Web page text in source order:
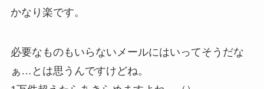
かなり楽です。
必要なものもいらないメールにはいってそうだな
ぁ…とは思うんですけどね。